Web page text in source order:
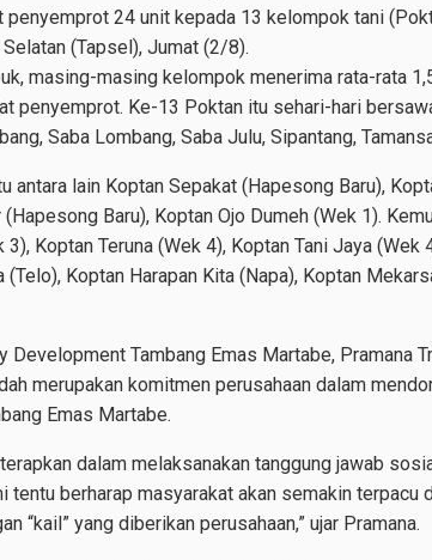
penyemprot 24 unit kepada 13 kelompok tani
(Tapsel), Jumat (2/8).
masing-masing kelompok menerima rata-rata
penyemprot. Ke-13 Poktan itu sehari-hari
Saba Lombang, Saba Julu, Sipantang,
antara lain Koptan Sepakat (Hapesong Baru),
Baru), Koptan Ojo Dumeh (Wek 1).
3), Koptan Teruna (Wek 4), Koptan Tani Jaya (Wek
(Telo), Koptan Harapan Kita (Napa), Koptan
Development Tambang Emas Martabe, Pramana
merupakan komitmen perusahaan dalam
Emas Martabe.
dalam melaksanakan tanggung jawab
tentu berharap masyarakat akan semakin terpacu
“kail” yang diberikan perusahaan,” ujar Pramana.